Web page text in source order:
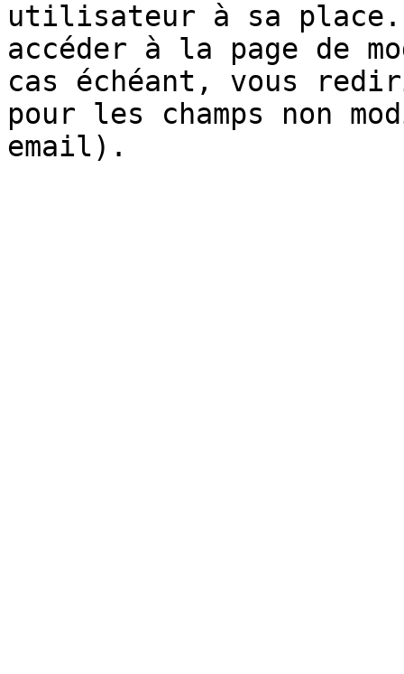
utilisateur à sa place.
accéder à la page de
cas échéant, vous
pour les champs non